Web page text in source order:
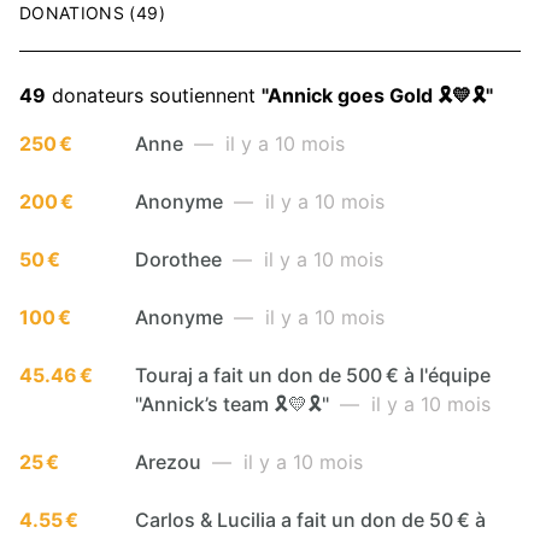
DONATIONS (49)
49 donateurs soutiennent "Annick goes Gold 🎗️💛🎗️"
250 €
Anne — il y a 10 mois
200 € Anonyme — il y a 10 mois
50 € Dorothee — il y a 10 mois
100 € Anonyme — il y a 10 mois
45.46 €
Touraj a fait un don de 500 € à l'équipe
"Annick’s team 🎗️💛🎗️" — il y a 10 mois
25 € Arezou — il y a 10 mois
4.55 €
Carlos & Lucilia a fait un don de 50 € à